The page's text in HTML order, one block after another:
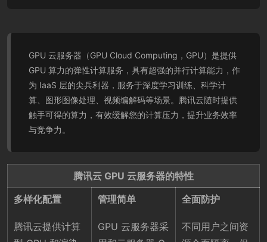
GPU 云服务器（GPU Cloud Computing，GPU）是提供
GPU 算力的弹性计算服务，具有超强的并行计算能力，作
为 IaaS 层的尖兵利器，服务于深度学习训练、科学计
算、图形图像处理、视频编解码等场景。腾讯云随时提供
触手可得的算力，有效缓解您的计算压力，提升业务效率
与竞争力。
腾讯云 GPU 云服务器的特性
多样化配置
腾讯云提供计算
管理简单
GPU 云服务器采
全面防护
不同用户之间资